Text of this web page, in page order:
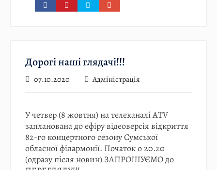
Дорогі наші глядачі!!!
07.10.2020 Адміністрація
У четвер (8 жовтня) на телеканалі ATV
запланована до ефіру відеоверсія відкриття
82-го концертного сезону Сумської
обласної філармонії. Початок о 20.20
(одразу після новин) ЗАПРОШУЄМО до